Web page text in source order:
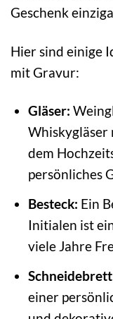
Geschenk
Hier sind einige
mit Gravur:
Gläser:
Whiskygläser
dem
persönliches
Besteck: Ein
Initialen ist
viele Jahre
einer